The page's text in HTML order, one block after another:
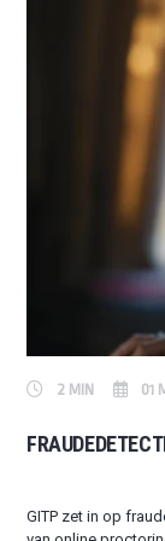
2 MIN 01
GITP zet in op